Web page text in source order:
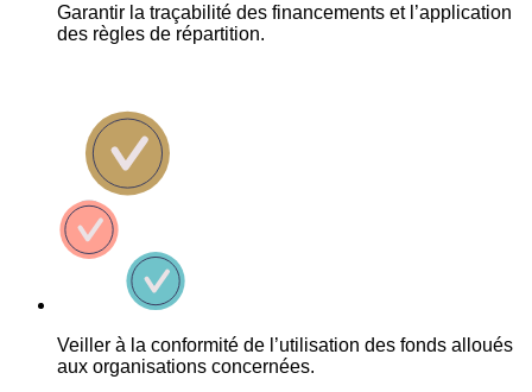
Garantir la traçabilité des financements et l’application
des règles de répartition.
Veiller à la conformité de l’utilisation des fonds alloués
aux organisations concernées.